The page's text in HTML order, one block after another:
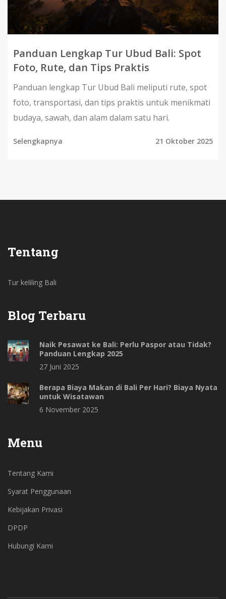
Panduan Lengkap Tur Ubud Bali: Spot
Foto, Rute, dan Tips Praktis
Panduan lengkap Tur Ubud Bali meliputi rute, spot
foto, transportasi, dan tips praktis untuk menikmati
budaya, sawah, dan alam dalam satu hari.
Selengkapnya 21 Oktober 2025
Tentang
Tur keliling Bali
Blog Terbaru
Naik Pesawat ke Bali: Perlu Paspor atau Tidak?
Panduan Lengkap 2025
27 Juni 2025
Berapa Biaya Makan di Bali Per Hari? Biaya Nyata
untuk Wisatawan
6 November 2025
Menu
Tentang Kami
Syarat Penggunaan
Kebijakan Privasi
DPDP
Hubungi Kami